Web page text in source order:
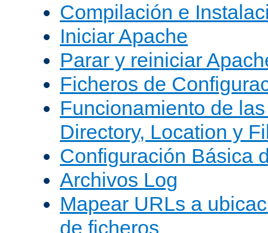
Compilación e
Iniciar Apache
Parar y reiniciar
Ficheros de
Funcionamiento de
Directory, Location y
Configuración Básica
Archivos Log
Mapear URLs a
de ficheros